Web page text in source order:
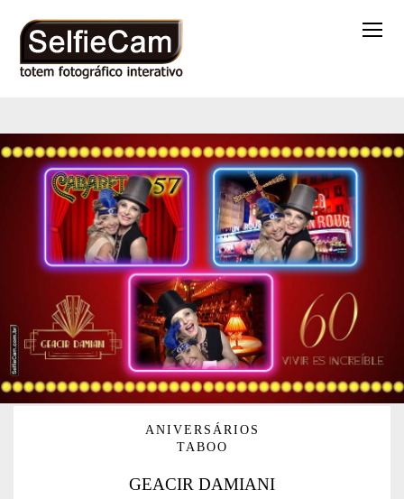
ANIVERSÁRIOS
TABOO
GEACIR DAMIANI